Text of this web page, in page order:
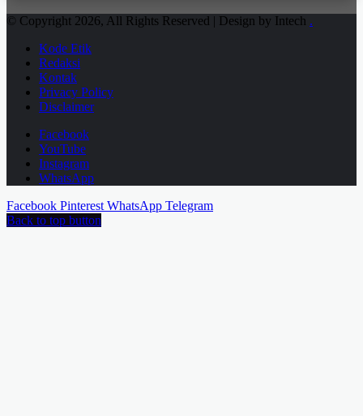
© Copyright 2026, All Rights Reserved | Design by Intech .
Kode Etik
Redaksi
Kontak
Privacy Policy
Disclaimer
Facebook
YouTube
Instagram
WhatsApp
Facebook Pinterest WhatsApp Telegram
Back to top button